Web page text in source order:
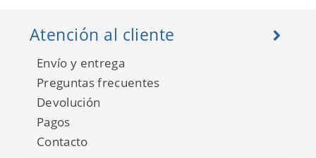
Atención al cliente
Envío y entrega
Preguntas frecuentes
Devolución
Pagos
Contacto